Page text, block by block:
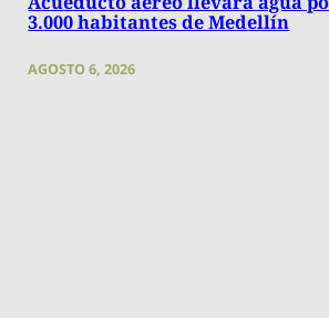
3.000 habitantes de Medellín
AGOSTO 6, 2026